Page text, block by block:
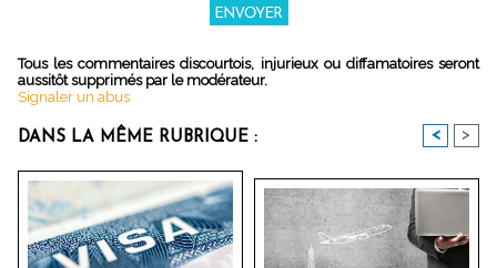
Tous les commentaires discourtois, injurieux ou diffamatoires seront
aussitôt supprimés par le modérateur.
Signaler un abus
DANS LA MÊME RUBRIQUE : < >